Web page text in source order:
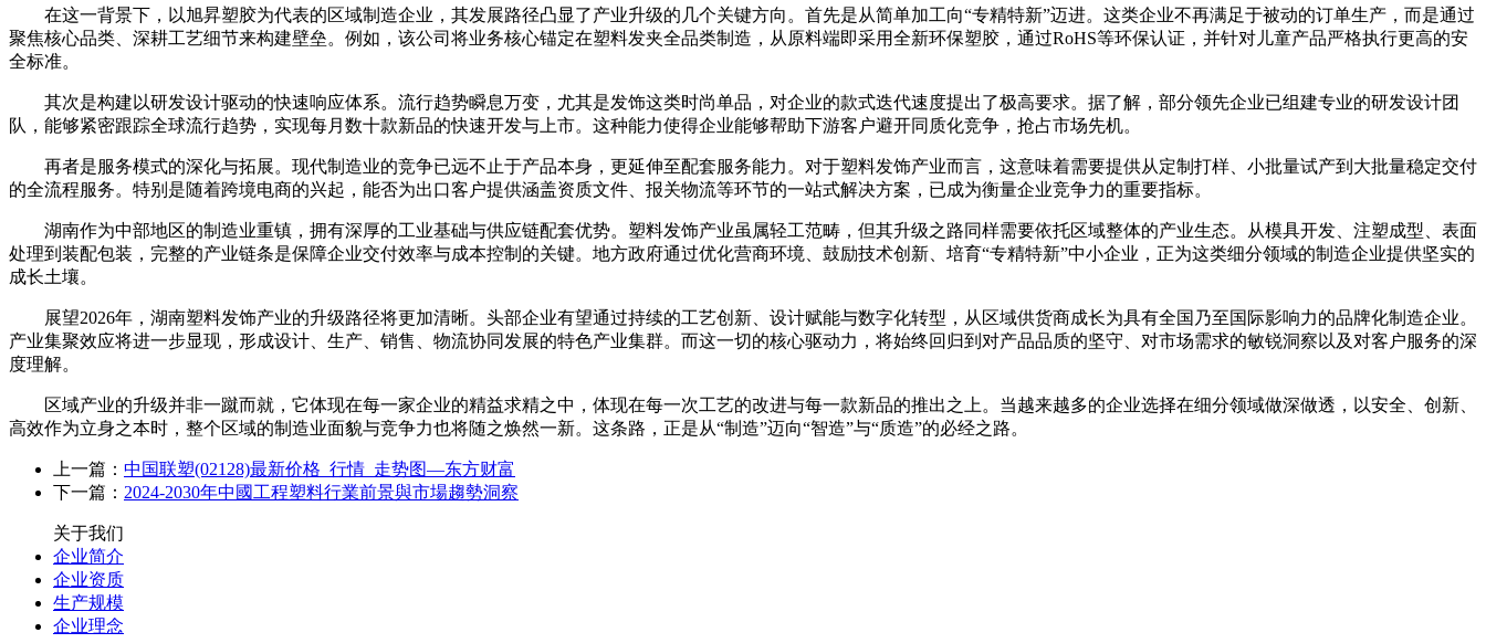
在这一背景下，以旭昇塑胶为代表的区域制造企业，其发展路径凸显了产业升级的几个关键方向。首先是从简单加工向“专精特新”迈进。这类企业不再满足于被动的订单生产，而是通过
聚焦核心品类、深耕工艺细节来构建壁垒。例如，该公司将业务核心锚定在塑料发夹全品类制造，从原料端即采用全新环保塑胶，通过RoHS等环保认证，并针对儿童产品严格执行更高的安
全标准。
其次是构建以研发设计驱动的快速响应体系。流行趋势瞬息万变，尤其是发饰这类时尚单品，对企业的款式迭代速度提出了极高要求。据了解，部分领先企业已组建专业的研发设计团
队，能够紧密跟踪全球流行趋势，实现每月数十款新品的快速开发与上市。这种能力使得企业能够帮助下游客户避开同质化竞争，抢占市场先机。
再者是服务模式的深化与拓展。现代制造业的竞争已远不止于产品本身，更延伸至配套服务能力。对于塑料发饰产业而言，这意味着需要提供从定制打样、小批量试产到大批量稳定交付
的全流程服务。特别是随着跨境电商的兴起，能否为出口客户提供涵盖资质文件、报关物流等环节的一站式解决方案，已成为衡量企业竞争力的重要指标。
湖南作为中部地区的制造业重镇，拥有深厚的工业基础与供应链配套优势。塑料发饰产业虽属轻工范畴，但其升级之路同样需要依托区域整体的产业生态。从模具开发、注塑成型、表面
处理到装配包装，完整的产业链条是保障企业交付效率与成本控制的关键。地方政府通过优化营商环境、鼓励技术创新、培育“专精特新”中小企业，正为这类细分领域的制造企业提供坚实的
成长土壤。
展望2026年，湖南塑料发饰产业的升级路径将更加清晰。头部企业有望通过持续的工艺创新、设计赋能与数字化转型，从区域供货商成长为具有全国乃至国际影响力的品牌化制造企业。
产业集聚效应将进一步显现，形成设计、生产、销售、物流协同发展的特色产业集群。而这一切的核心驱动力，将始终回归到对产品品质的坚守、对市场需求的敏锐洞察以及对客户服务的深
度理解。
区域产业的升级并非一蹴而就，它体现在每一家企业的精益求精之中，体现在每一次工艺的改进与每一款新品的推出之上。当越来越多的企业选择在细分领域做深做透，以安全、创新、
高效作为立身之本时，整个区域的制造业面貌与竞争力也将随之焕然一新。这条路，正是从“制造”迈向“智造”与“质造”的必经之路。
上一篇： 中国联塑(02128)最新价格_行情_走势图—东方财富
下一篇： 2024-2030年中國工程塑料行業前景與市場趨勢洞察
关于我们
企业简介
企业资质
生产规模
企业理念